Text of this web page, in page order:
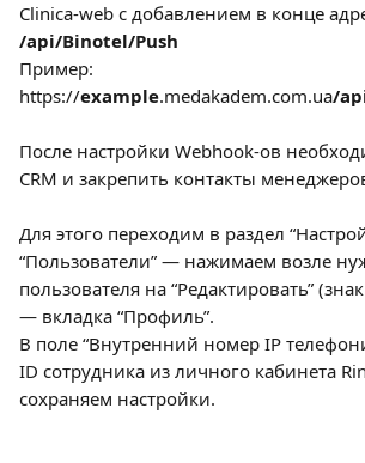
Clinica-web с добавлением в конце
/api/Binotel/Push
Пример:
https://example.medakadem.com.ua/
После настройки Webhook-ов
CRM и закрепить контакты
Для этого переходим в раздел
“Пользователи” — нажимаем возле
пользователя на “Редактировать”
— вкладка “Профиль”.
В поле “Внутренний номер IP
ID сотрудника из личного кабинета
сохраняем настройки.